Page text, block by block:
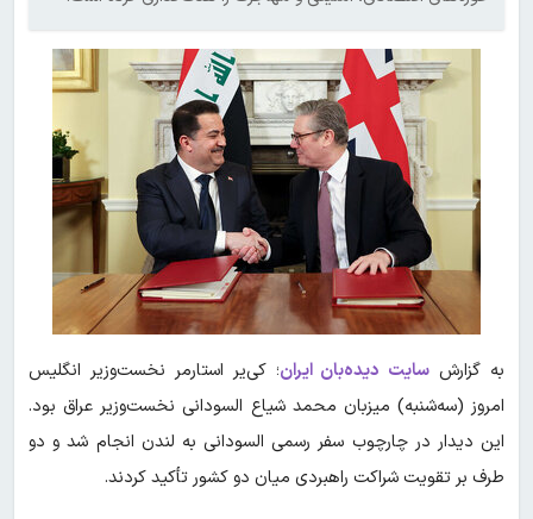
به گزارش سایت دیده‌بان ایران؛ کی‌یر استارمر نخست‌وزیر انگلیس
امروز (سه‌شنبه) میزبان محمد شیاع السودانی نخست‌وزیر عراق بود.
این دیدار در چارچوب سفر رسمی السودانی به لندن انجام شد و دو
طرف بر تقویت شراکت راهبردی میان دو کشور تأکید کردند.